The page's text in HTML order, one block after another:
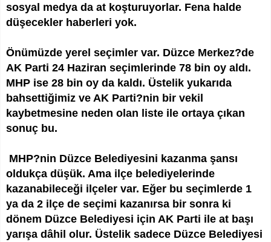
sosyal medya da at koşturuyorlar. Fena halde
düşecekler haberleri yok.
Önümüzde yerel seçimler var. Düzce Merkez?de
AK Parti 24 Haziran seçimlerinde 78 bin oy aldı.
MHP ise 28 bin oy da kaldı. Üstelik yukarıda
bahsettiğimiz ve AK Parti?nin bir vekil
kaybetmesine neden olan liste ile ortaya çıkan
sonuç bu.
MHP?nin Düzce Belediyesini kazanma şansı
oldukça düşük. Ama ilçe belediyelerinde
kazanabileceği ilçeler var. Eğer bu seçimlerde 1
ya da 2 ilçe de seçimi kazanırsa bir sonra ki
dönem Düzce Belediyesi için AK Parti ile at başı
yarışa dâhil olur. Üstelik sadece Düzce Belediyesi